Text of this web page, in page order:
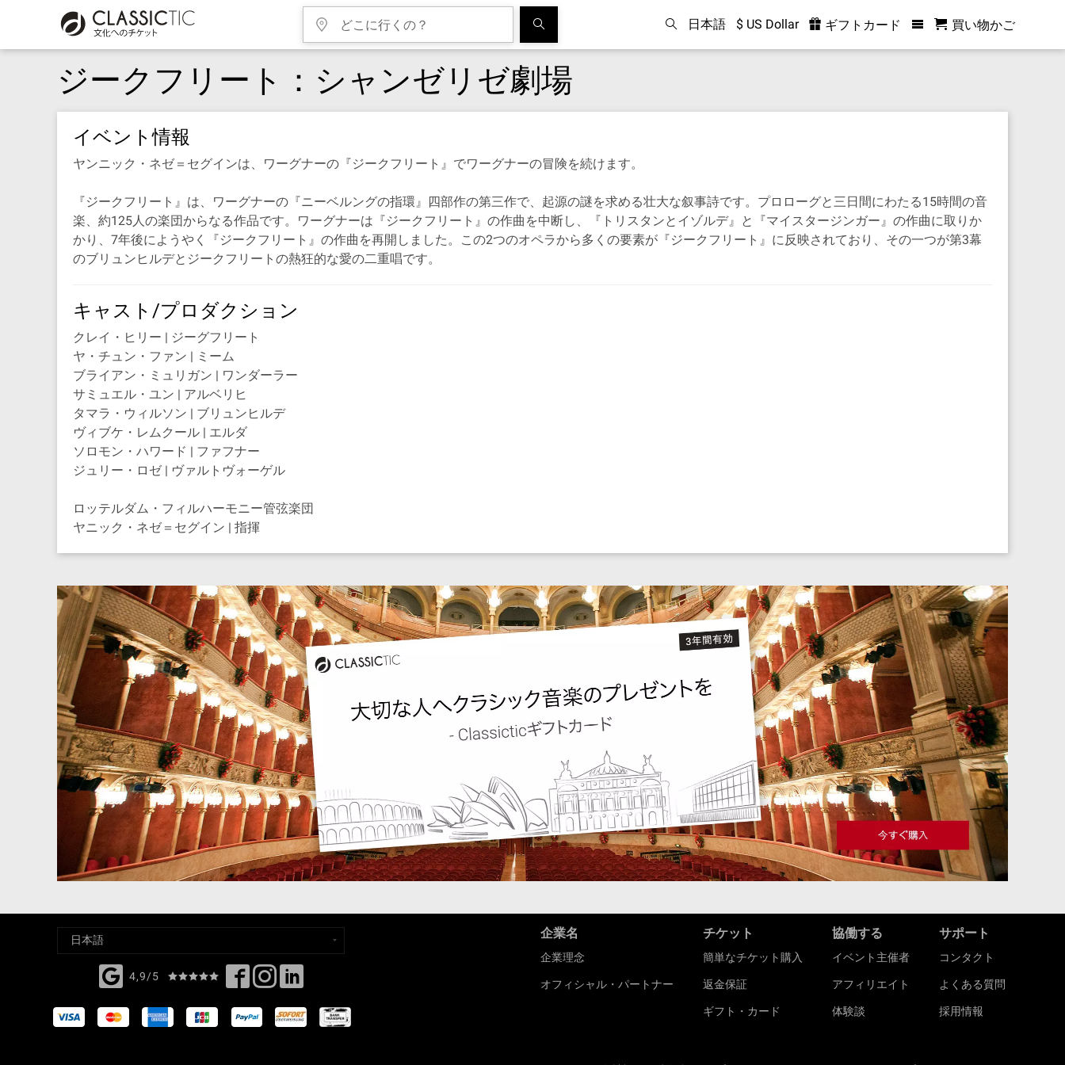
日本語 $ US Dollar ギフトカード 買い物かご
ジークフリート：シャンゼリゼ劇場
イベント情報
ヤンニック・ネゼ＝セグインは、ワーグナーの『ジークフリート』でワーグナーの冒険を続けます。
『ジークフリート』は、ワーグナーの『ニーベルングの指環』四部作の第三作で、起源の謎を求める壮大な叙事詩です。プロローグと三日間にわたる15時間の音
楽、約125人の楽団からなる作品です。ワーグナーは『ジークフリート』の作曲を中断し、『トリスタンとイゾルデ』と『マイスタージンガー』の作曲に取りか
かり、7年後にようやく『ジークフリート』の作曲を再開しました。この2つのオペラから多くの要素が『ジークフリート』に反映されており、その一つが第3幕
のブリュンヒルデとジークフリートの熱狂的な愛の二重唱です。
キャスト/プロダクション
クレイ・ヒリー | ジーグフリート
ヤ・チュン・ファン | ミーム
ブライアン・ミュリガン | ワンダーラー
サミュエル・ユン | アルベリヒ
タマラ・ウィルソン | ブリュンヒルデ
ヴィブケ・レムクール | エルダ
ソロモン・ハワード | ファフナー
ジュリー・ロゼ | ヴァルトヴォーゲル
ロッテルダム・フィルハーモニー管弦楽団
ヤニック・ネゼ＝セグイン | 指揮
4,9/5
企業名
企業理念
オフィシャル・パートナー
チケット
簡単なチケット購入
返金保証
ギフト・カード
協働する
イベント主催者
アフィリエイト
体験談
サポート
コンタクト
よくある質問
採用情報